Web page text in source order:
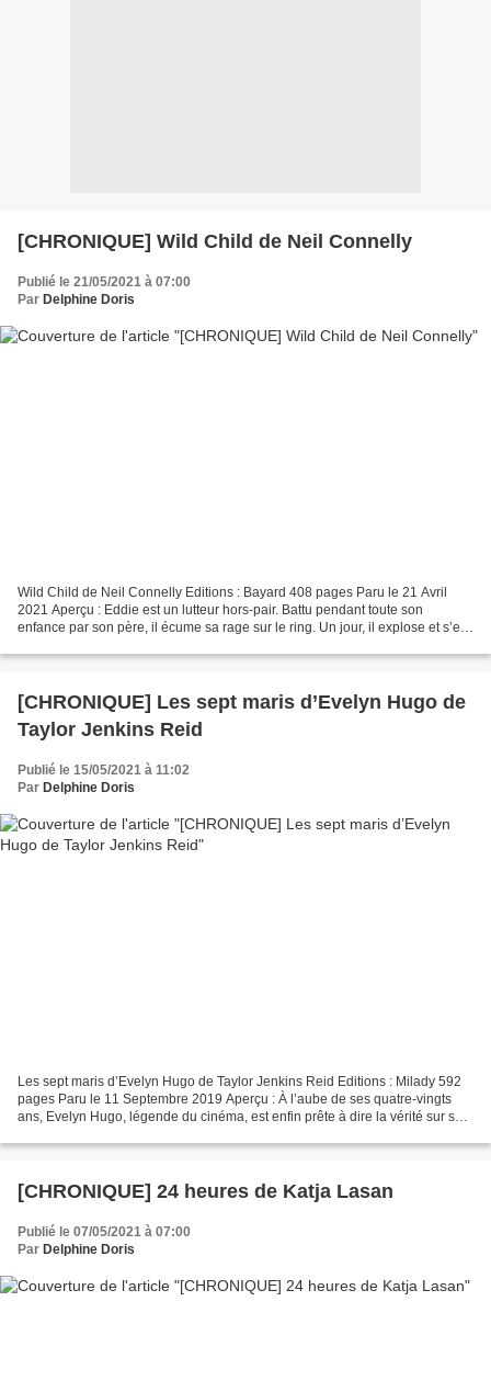
[CHRONIQUE] Wild Child de Neil Connelly
Publié le 21/05/2021 à 07:00
Par Delphine Doris
Wild Child de Neil Connelly Editions : Bayard 408 pages Paru le 21 Avril
2021 Aperçu : Eddie est un lutteur hors-pair. Battu pendant toute son
enfance par son père, il écume sa rage sur le ring. Un jour, il explose et s’en
[CHRONIQUE] Les sept maris d’Evelyn Hugo de
Taylor Jenkins Reid
Publié le 15/05/2021 à 11:02
Par Delphine Doris
Les sept maris d’Evelyn Hugo de Taylor Jenkins Reid Editions : Milady 592
pages Paru le 11 Septembre 2019 Aperçu : À l’aube de ses quatre-vingts
ans, Evelyn Hugo, légende du cinéma, est enfin prête à dire la vérité sur sa
[CHRONIQUE] 24 heures de Katja Lasan
Publié le 07/05/2021 à 07:00
Par Delphine Doris